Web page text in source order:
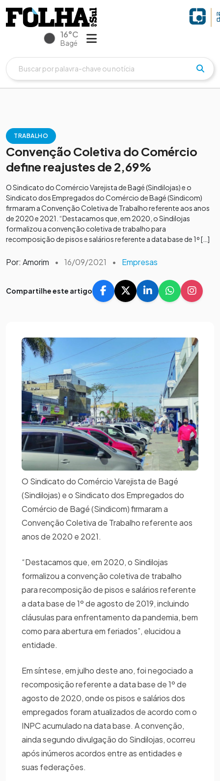
16°C
Bagé
TRABALHO
Convenção Coletiva do Comércio
define reajustes de 2,69%
O Sindicato do Comércio Varejista de Bagé (Sindilojas) e o
Sindicato dos Empregados do Comércio de Bagé (Sindicom)
firmaram a Convenção Coletiva de Trabalho referente aos anos
de 2020 e 2021. “Destacamos que, em 2020, o Sindilojas
formalizou a convenção coletiva de trabalho para
recomposição de pisos e salários referente a data base de 1º […]
Por: Amorim • 16/09/2021 • Empresas
Compartilhe este artigo
O Sindicato do Comércio Varejista de Bagé
(Sindilojas) e o Sindicato dos Empregados do
Comércio de Bagé (Sindicom) firmaram a
Convenção Coletiva de Trabalho referente aos
anos de 2020 e 2021.
“Destacamos que, em 2020, o Sindilojas
formalizou a convenção coletiva de trabalho
para recomposição de pisos e salários referente
a data base de 1º de agosto de 2019, incluindo
cláusulas para enfrentamento da pandemia, bem
como para abertura em feriados”, elucidou a
entidade.
Em síntese, em julho deste ano, foi negociado a
recomposição referente a data base de 1º de
agosto de 2020, onde os pisos e salários dos
empregados foram atualizados de acordo com o
INPC acumulado na data base. A convenção,
ainda segundo divulgação do Sindilojas, ocorreu
após inúmeros acordos entre as entidades e
suas federações.